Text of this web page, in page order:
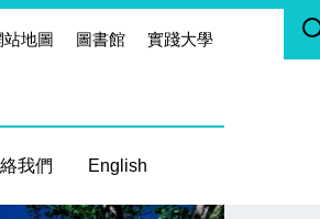
站地圖 圖書館 實踐大學
我們 English